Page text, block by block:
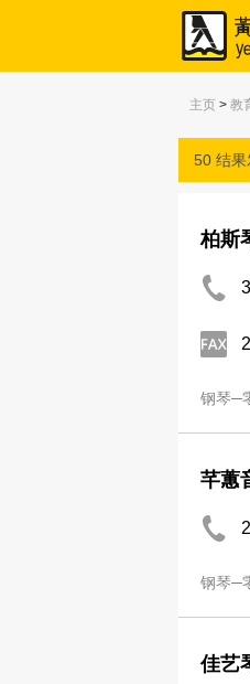
主页 > 教
50 结果
柏斯
钢琴─
芊蕙
钢琴─
佳艺